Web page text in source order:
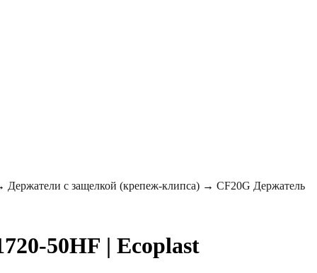
Держатели с защелкой (крепеж-клипса) → CF20G Держатель
50HF | Ecoplast